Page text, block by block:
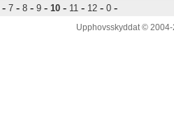
-7 -8 -9 - 10 -11 -12 -0 -
Upphovsskyddat ©